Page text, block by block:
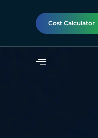
Cost Calculator